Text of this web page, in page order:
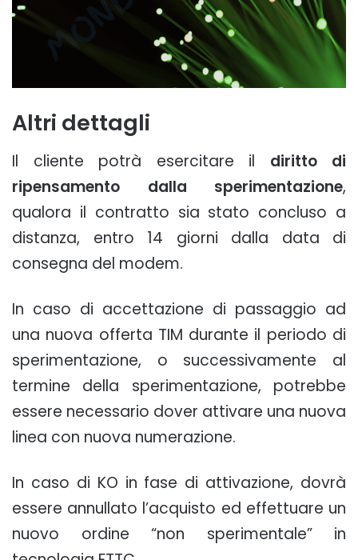
Altri dettagli
Il cliente potrà esercitare il diritto di
ripensamento dalla sperimentazione,
qualora il contratto sia stato concluso a
distanza, entro 14 giorni dalla data di
consegna del modem.
In caso di accettazione di passaggio ad
una nuova offerta TIM durante il periodo di
sperimentazione, o successivamente al
termine della sperimentazione, potrebbe
essere necessario dover attivare una nuova
linea con nuova numerazione.
In caso di KO in fase di attivazione, dovrà
essere annullato l’acquisto ed effettuare un
nuovo ordine “non sperimentale” in